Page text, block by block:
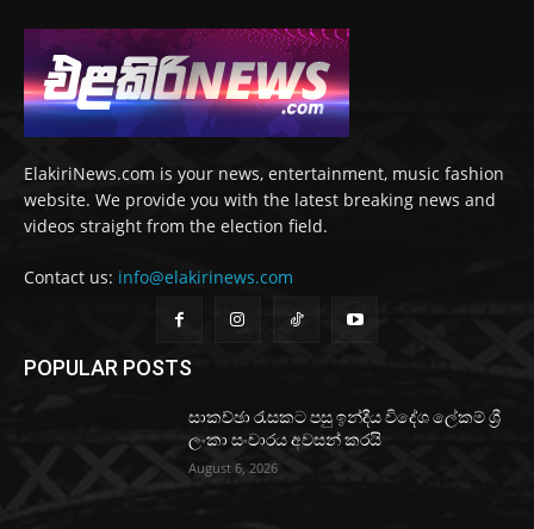
ElakiriNews.com is your news, entertainment, music fashion
website. We provide you with the latest breaking news and
videos straight from the election field.
Contact us: info@elakirinews.com
POPULAR POSTS
සාකච්ඡා රැසකට පසු ඉන්දීය විදේශ ලේකම් ශ්‍රී
ලංකා සංචාරය අවසන් කරයි
August 6, 2026